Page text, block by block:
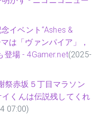
イベント“Ashes &
は「ヴァンパイア」，
登場 - 4Gamer.net(2025-
祭赤坂５丁目マラソン
くんは伝説残してくれ
07:00)